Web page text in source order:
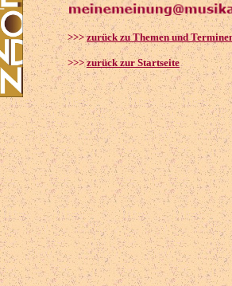
>>>zurück zu Themen und
>>>zurück zur Startseite